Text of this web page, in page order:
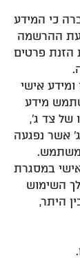
כי המידע
ההרשמה
הזנת פרטים
אישי
מידע
של צד ג',
אשר נפגעה
במסגרת
השימוש
היתר,